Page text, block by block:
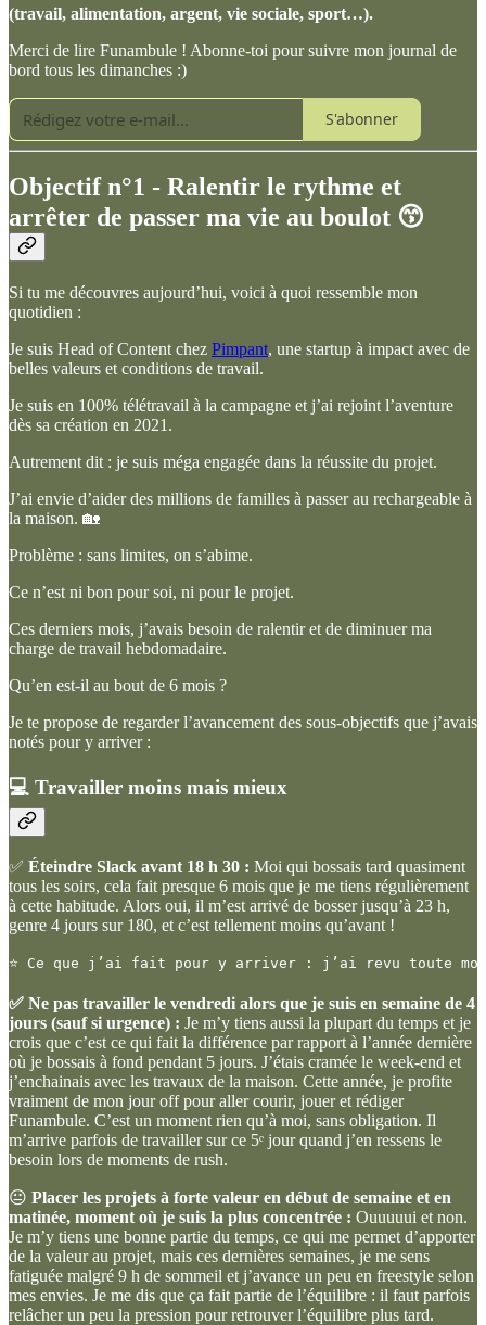
(travail, alimentation, argent, vie sociale, sport…).
Merci de lire Funambule ! Abonne-toi pour suivre mon journal de
bord tous les dimanches :)
S'abonner
Objectif n°1 - Ralentir le rythme et
arrêter de passer ma vie au boulot 😙
Si tu me découvres aujourd’hui, voici à quoi ressemble mon
quotidien :
Je suis Head of Content chez Pimpant, une startup à impact avec de
belles valeurs et conditions de travail.
Je suis en 100% télétravail à la campagne et j’ai rejoint l’aventure
dès sa création en 2021.
Autrement dit : je suis méga engagée dans la réussite du projet.
J’ai envie d’aider des millions de familles à passer au rechargeable à
la maison. 🏡
Problème : sans limites, on s’abime.
Ce n’est ni bon pour soi, ni pour le projet.
Ces derniers mois, j’avais besoin de ralentir et de diminuer ma
charge de travail hebdomadaire.
Qu’en est-il au bout de 6 mois ?
Je te propose de regarder l’avancement des sous-objectifs que j’avais
notés pour y arriver :
💻 Travailler moins mais mieux
✅ Éteindre Slack avant 18 h 30 : Moi qui bossais tard quasiment
tous les soirs, cela fait presque 6 mois que je me tiens régulièrement
à cette habitude. Alors oui, il m’est arrivé de bosser jusqu’à 23 h,
genre 4 jours sur 180, et c’est tellement moins qu’avant !
⭐ Ce que j’ai fait pour y arriver : j’ai revu toute
✅ Ne pas travailler le vendredi alors que je suis en semaine de 4
jours (sauf si urgence) : Je m’y tiens aussi la plupart du temps et je
crois que c’est ce qui fait la différence par rapport à l’année dernière
où je bossais à fond pendant 5 jours. J’étais cramée le week-end et
j’enchainais avec les travaux de la maison. Cette année, je profite
vraiment de mon jour off pour aller courir, jouer et rédiger
Funambule. C’est un moment rien qu’à moi, sans obligation. Il
m’arrive parfois de travailler sur ce 5ᵉ jour quand j’en ressens le
besoin lors de moments de rush.
😐 Placer les projets à forte valeur en début de semaine et en
matinée, moment où je suis la plus concentrée : Ouuuuui et non.
Je m’y tiens une bonne partie du temps, ce qui me permet d’apporter
de la valeur au projet, mais ces dernières semaines, je me sens
fatiguée malgré 9 h de sommeil et j’avance un peu en freestyle selon
mes envies. Je me dis que ça fait partie de l’équilibre : il faut parfois
relâcher un peu la pression pour retrouver l’équilibre plus tard.